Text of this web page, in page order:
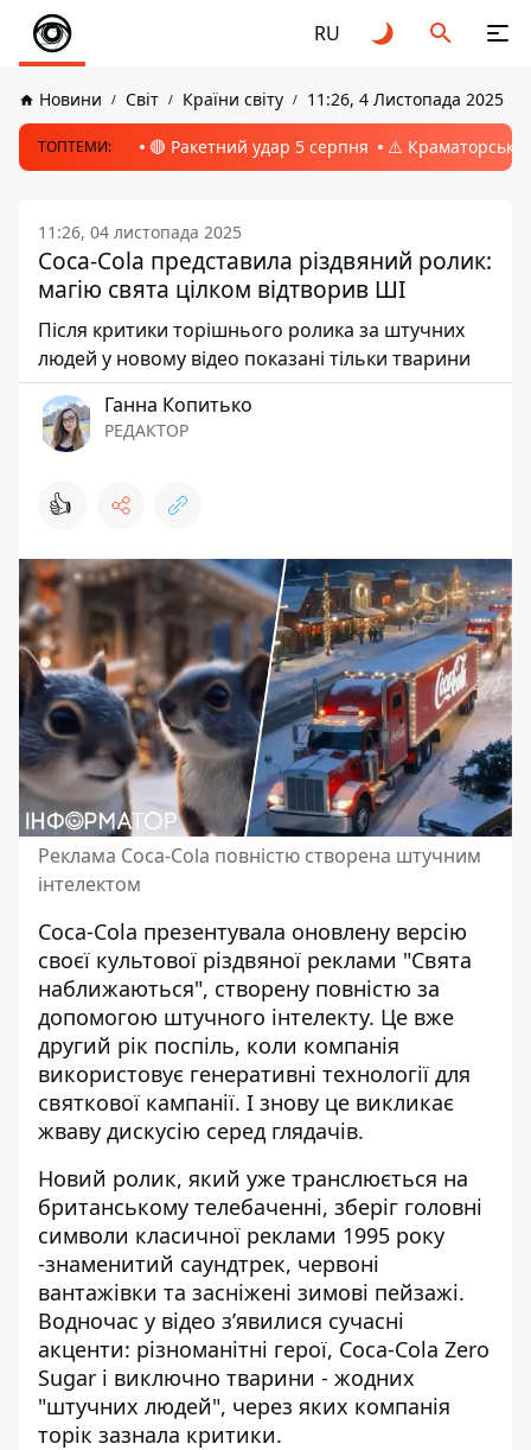
RU
Новини Світ Країни світу 11:26, 4 Листопада 2025
ТОПТЕМИ: 🔴 Ракетний удар 5 серпня ⚠️ Краматорськ,
11:26, 04 листопада 2025
Coca-Cola представила різдвяний ролик:
магію свята цілком відтворив ШІ
Після критики торішнього ролика за штучних
людей у новому відео показані тільки тварини
Ганна Копитько
РЕДАКТОР
👍
Реклама Coca-Cola повністю створена штучним
інтелектом
Coca-Cola презентувала оновлену версію
своєї культової різдвяної реклами "Свята
наближаються", створену повністю за
допомогою штучного інтелекту. Це вже
другий рік поспіль, коли компанія
використовує генеративні технології для
святкової кампанії. І знову це викликає
жваву дискусію серед глядачів.
Новий ролик, який уже транслюється на
британському телебаченні, зберіг головні
символи класичної реклами 1995 року
-знаменитий саундтрек, червоні
вантажівки та засніжені зимові пейзажі.
Водночас у відео з’явилися сучасні
акценти: різноманітні герої, Coca-Cola Zero
Sugar і виключно тварини - жодних
"штучних людей", через яких компанія
торік зазнала критики.